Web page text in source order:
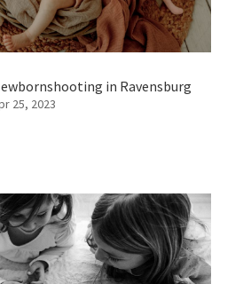
in Ravensburg
25, 2023